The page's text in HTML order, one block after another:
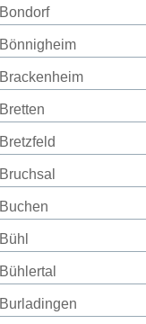
Bondorf
Bönnigheim
Brackenheim
Bretten
Bretzfeld
Bruchsal
Buchen
Bühl
Bühlertal
Burladingen